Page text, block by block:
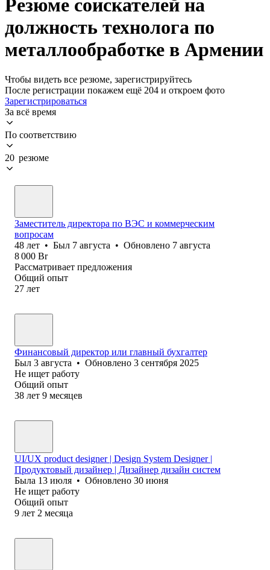
Резюме соискателей на
должность технолога по
металлообработке в Армении
Чтобы видеть все резюме, зарегистрируйтесь
После регистрации покажем ещё 204 и откроем фото
Зарегистрироваться
За всё время
По соответствию
20 резюме
Заместитель директора по ВЭС и коммерческим
вопросам
48 лет • Был 7 августа • Обновлено 7 августа
8 000 Br
Рассматривает предложения
Общий опыт
27 лет
Финансовый директор или главный бухгалтер
Был 3 августа • Обновлено 3 сентября 2025
Не ищет работу
Общий опыт
38 лет 9 месяцев
UI/UX product designer | Design System Designer |
Продуктовый дизайнер | Дизайнер дизайн систем
Была 13 июля • Обновлено 30 июня
Не ищет работу
Общий опыт
9 лет 2 месяца